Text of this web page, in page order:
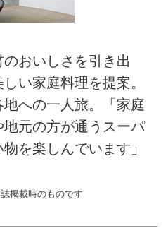
おいしさを引き出
い家庭料理を提案。
への一人旅。「家庭
元の方が通うスーパ
を楽しんでいます」
掲載時のものです